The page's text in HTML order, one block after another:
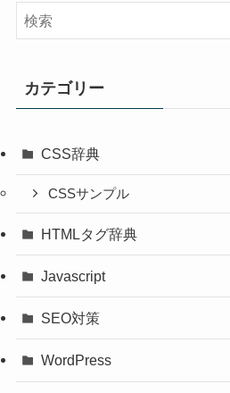
カテゴリー
CSS辞典
CSSサンプル
HTMLタグ辞典
Javascript
SEO対策
WordPress